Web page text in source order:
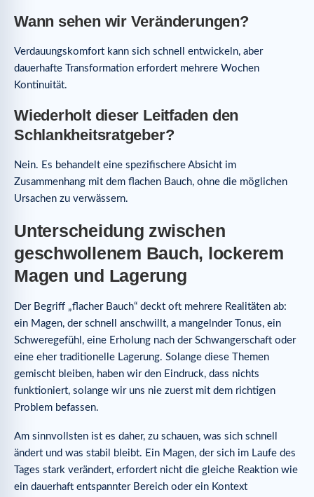
Wann sehen wir Veränderungen?
Verdauungskomfort kann sich schnell entwickeln, aber
dauerhafte Transformation erfordert mehrere Wochen
Kontinuität.
Wiederholt dieser Leitfaden den
Schlankheitsratgeber?
Nein. Es behandelt eine spezifischere Absicht im
Zusammenhang mit dem flachen Bauch, ohne die möglichen
Ursachen zu verwässern.
Unterscheidung zwischen
geschwollenem Bauch, lockerem
Magen und Lagerung
Der Begriff „flacher Bauch“ deckt oft mehrere Realitäten ab:
ein Magen, der schnell anschwillt, a mangelnder Tonus, ein
Schweregefühl, eine Erholung nach der Schwangerschaft oder
eine eher traditionelle Lagerung. Solange diese Themen
gemischt bleiben, haben wir den Eindruck, dass nichts
funktioniert, solange wir uns nie zuerst mit dem richtigen
Problem befassen.
Am sinnvollsten ist es daher, zu schauen, was sich schnell
ändert und was stabil bleibt. Ein Magen, der sich im Laufe des
Tages stark verändert, erfordert nicht die gleiche Reaktion wie
ein dauerhaft entspannter Bereich oder ein Kontext